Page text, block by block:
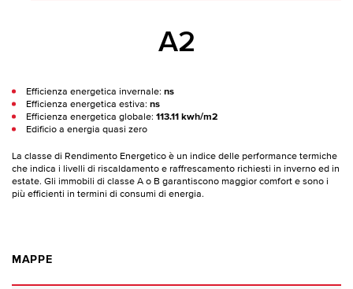
A2
Efficienza energetica invernale: ns
Efficienza energetica estiva: ns
Efficienza energetica globale: 113.11 kwh/m2
Edificio a energia quasi zero
La classe di Rendimento Energetico è un indice delle performance termiche
che indica i livelli di riscaldamento e raffrescamento richiesti in inverno ed in
estate. Gli immobili di classe A o B garantiscono maggior comfort e sono i
più efficienti in termini di consumi di energia.
MAPPE